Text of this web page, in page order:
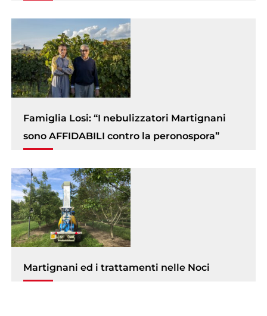
Famiglia Losi: “I nebulizzatori Martignani
sono AFFIDABILI contro la peronospora”
Martignani ed i trattamenti nelle Noci